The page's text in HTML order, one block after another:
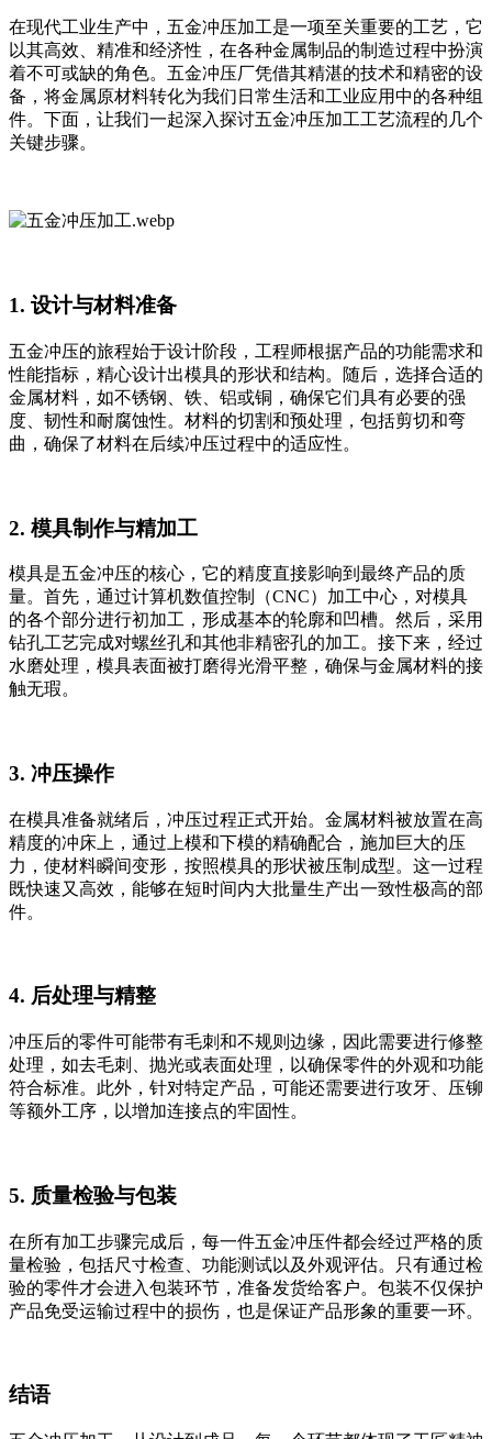
在现代工业生产中，五金冲压加工是一项至关重要的工艺，它
以其高效、精准和经济性，在各种金属制品的制造过程中扮演
着不可或缺的角色。五金冲压厂凭借其精湛的技术和精密的设
备，将金属原材料转化为我们日常生活和工业应用中的各种组
件。下面，让我们一起深入探讨五金冲压加工工艺流程的几个
关键步骤。
1. 设计与材料准备
五金冲压的旅程始于设计阶段，工程师根据产品的功能需求和
性能指标，精心设计出模具的形状和结构。随后，选择合适的
金属材料，如不锈钢、铁、铝或铜，确保它们具有必要的强
度、韧性和耐腐蚀性。材料的切割和预处理，包括剪切和弯
曲，确保了材料在后续冲压过程中的适应性。
2. 模具制作与精加工
模具是五金冲压的核心，它的精度直接影响到最终产品的质
量。首先，通过计算机数值控制（CNC）加工中心，对模具
的各个部分进行初加工，形成基本的轮廓和凹槽。然后，采用
钻孔工艺完成对螺丝孔和其他非精密孔的加工。接下来，经过
水磨处理，模具表面被打磨得光滑平整，确保与金属材料的接
触无瑕。
3. 冲压操作
在模具准备就绪后，冲压过程正式开始。金属材料被放置在高
精度的冲床上，通过上模和下模的精确配合，施加巨大的压
力，使材料瞬间变形，按照模具的形状被压制成型。这一过程
既快速又高效，能够在短时间内大批量生产出一致性极高的部
件。
4. 后处理与精整
冲压后的零件可能带有毛刺和不规则边缘，因此需要进行修整
处理，如去毛刺、抛光或表面处理，以确保零件的外观和功能
符合标准。此外，针对特定产品，可能还需要进行攻牙、压铆
等额外工序，以增加连接点的牢固性。
5. 质量检验与包装
在所有加工步骤完成后，每一件五金冲压件都会经过严格的质
量检验，包括尺寸检查、功能测试以及外观评估。只有通过检
验的零件才会进入包装环节，准备发货给客户。包装不仅保护
产品免受运输过程中的损伤，也是保证产品形象的重要一环。
结语